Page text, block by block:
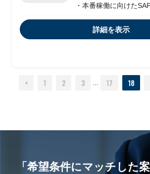
・本番稼働に向けた
・システムテスト、移
ーテストの実施
詳細を表示
< 1 2 3 ... 17 18
「希望条件にマッチした